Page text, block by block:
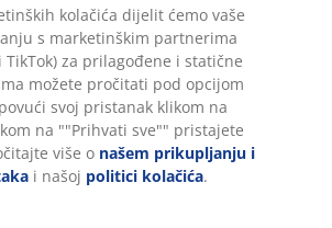
grnčarije i gline, modernog
Gornji dio je tamnozelenog, sjajnog
s prirodnom, teksturiranom
osnove. Ø16 x V15 cm
kolačića dijelit ćemo vaše
s marketinškim partnerima
za prilagođene i statične
možete pročitati pod opcijom
svoj pristanak klikom na
na ""Prihvati sve"" pristajete
više o našem prikupljanju i
i našoj politici kolačića.